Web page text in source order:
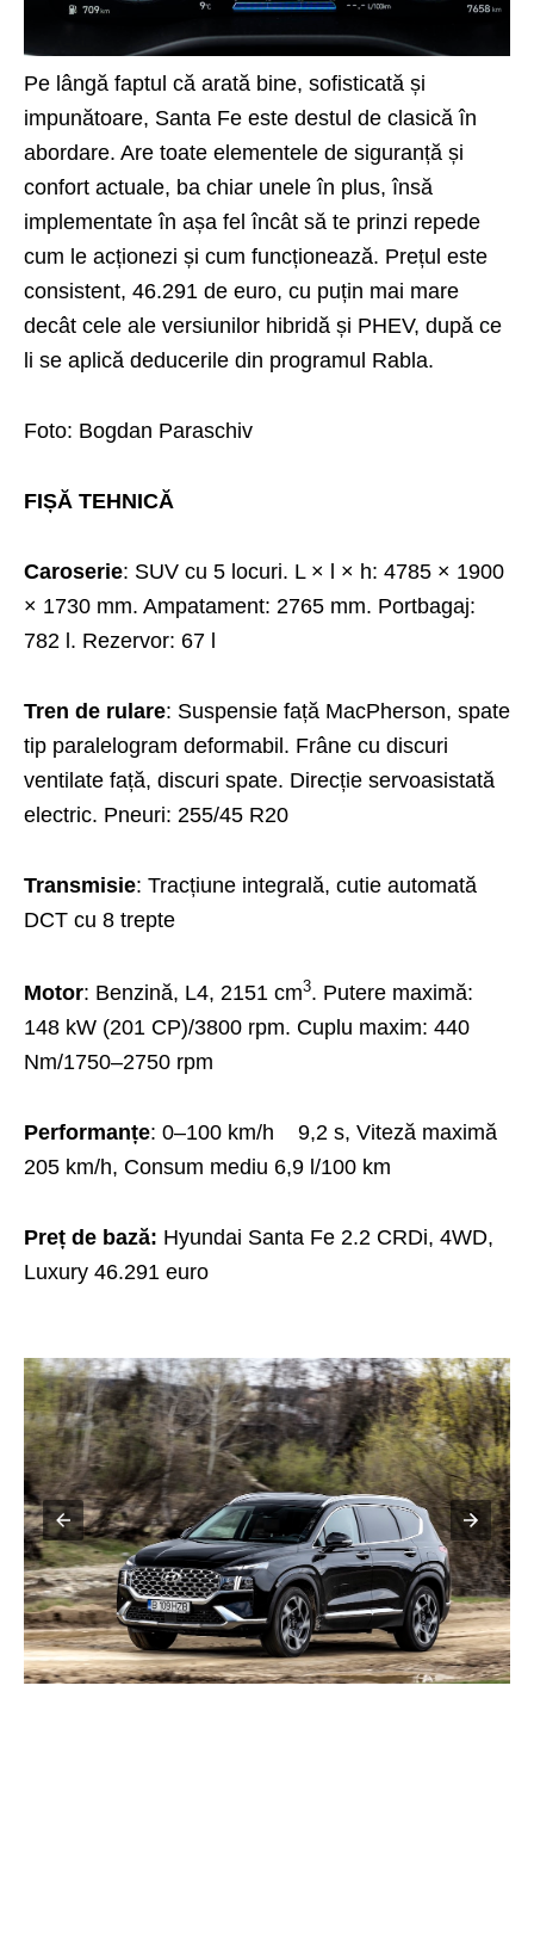
Pe lângă faptul că arată bine, sofisticată și
impunătoare, Santa Fe este destul de clasică în
abordare. Are toate elementele de siguranță și
confort actuale, ba chiar unele în plus, însă
implementate în așa fel încât să te prinzi repede
cum le acționezi și cum funcționează. Prețul este
consistent, 46.291 de euro, cu puțin mai mare
decât cele ale versiunilor hibridă și PHEV, după ce
li se aplică deducerile din programul Rabla.
Foto: Bogdan Paraschiv
FIȘĂ TEHNICĂ
Caroserie: SUV cu 5 locuri. L × l × h: 4785 × 1900
× 1730 mm. Ampatament: 2765 mm. Portbagaj:
782 l. Rezervor: 67 l
Tren de rulare: Suspensie față MacPherson, spate
tip paralelogram deformabil. Frâne cu discuri
ventilate față, discuri spate. Direcție servoasistată
electric. Pneuri: 255/45 R20
Transmisie: Tracțiune integrală, cutie automată
DCT cu 8 trepte
Motor: Benzină, L4, 2151 cm3. Putere maximă:
148 kW (201 CP)/3800 rpm. Cuplu maxim: 440
Nm/1750–2750 rpm
Performanțe: 0–100 km/h 9,2 s, Viteză maximă
205 km/h, Consum mediu 6,9 l/100 km
Preț de bază: Hyundai Santa Fe 2.2 CRDi, 4WD,
Luxury 46.291 euro